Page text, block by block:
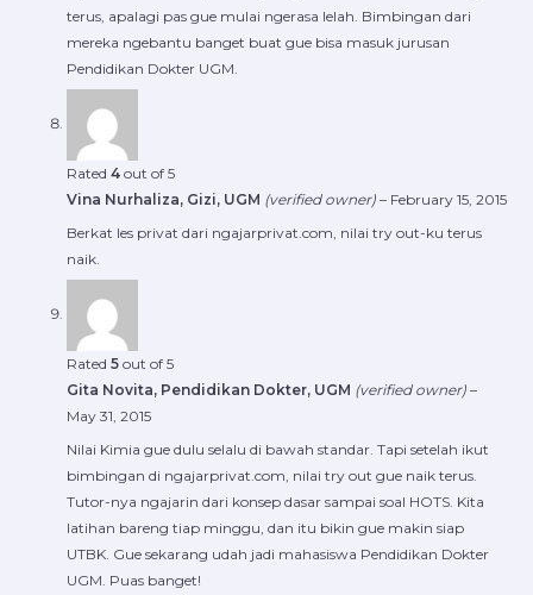
terus, apalagi pas gue mulai ngerasa lelah. Bimbingan dari
mereka ngebantu banget buat gue bisa masuk jurusan
Pendidikan Dokter UGM.
Rated 4 out of 5
Vina Nurhaliza, Gizi, UGM (verified owner) – February 15, 2015
Berkat les privat dari ngajarprivat.com, nilai try out-ku terus
naik.
Rated 5 out of 5
Gita Novita, Pendidikan Dokter, UGM (verified owner) –
May 31, 2015
Nilai Kimia gue dulu selalu di bawah standar. Tapi setelah ikut
bimbingan di ngajarprivat.com, nilai try out gue naik terus.
Tutor-nya ngajarin dari konsep dasar sampai soal HOTS. Kita
latihan bareng tiap minggu, dan itu bikin gue makin siap
UTBK. Gue sekarang udah jadi mahasiswa Pendidikan Dokter
UGM. Puas banget!